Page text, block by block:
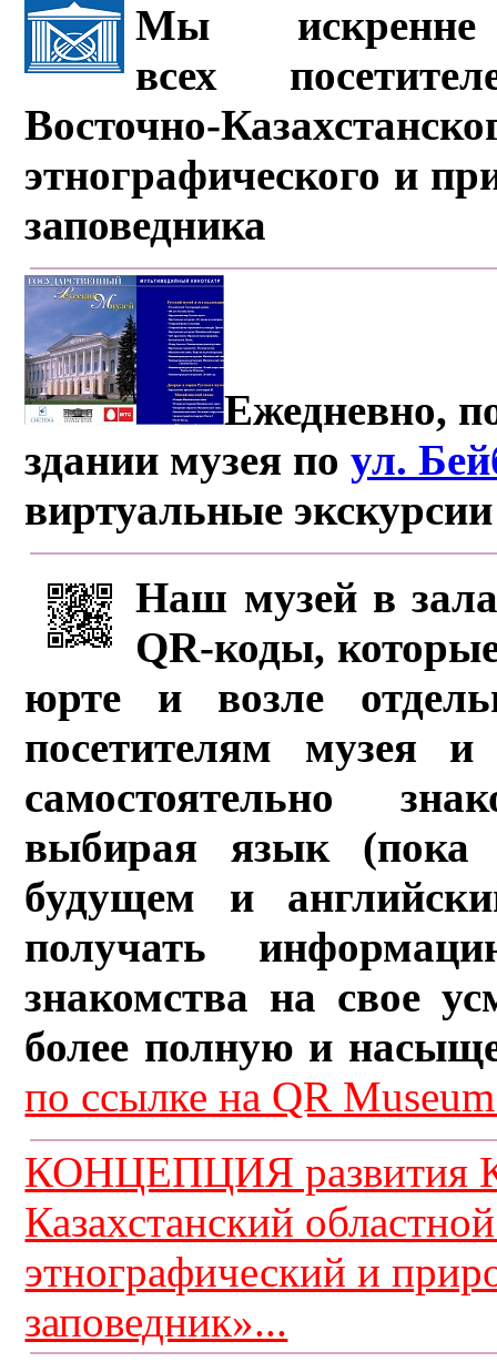
Мы искренне
всех
Восточно-
этнографического и
заповедника
Ежедневно,
здании музея поул.
виртуальные
Наш музей в
QR-коды,
юрте и возле
посетителям музея и
самостоятельно
выбирая язык (пока
будущем и
получать
знакомства на свое
более полную и
по ссылке на QR
КОНЦЕПЦИЯ развития
Казахстанский
этнографический и
заповедник»...